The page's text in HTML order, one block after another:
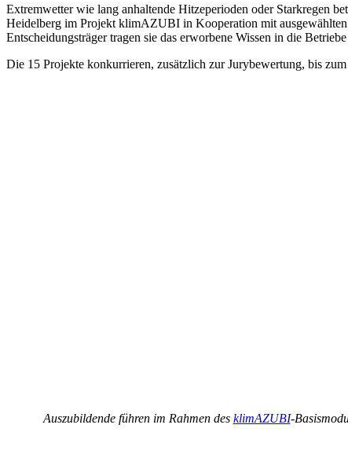
Extremwetter wie lang anhaltende Hitzeperioden oder Starkregen
Heidelberg im Projekt klimAZUBI in Kooperation mit
Entscheidungsträger tragen sie das erworbene Wissen in die
Die 15 Projekte konkurrieren, zusätzlich zur Jurybewertung, bis
Auszubildende führen im Rahmen des klimAZUBI-